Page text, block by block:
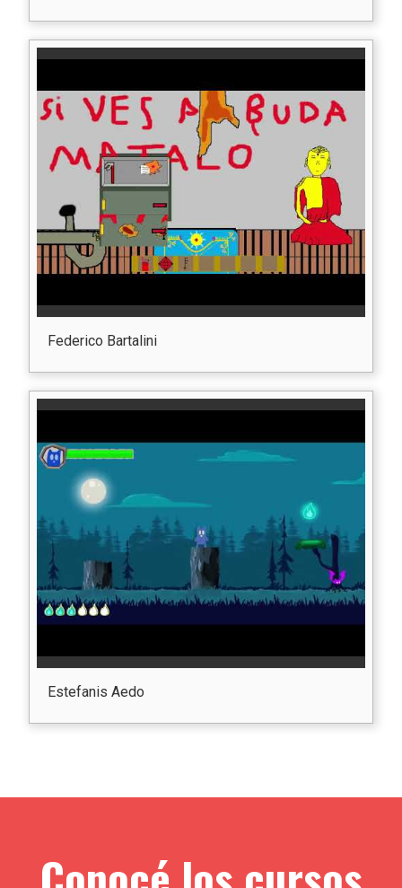
Federico Bartalini
Estefanis Aedo